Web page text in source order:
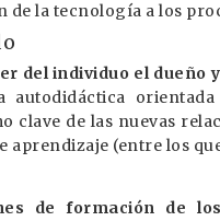
la tecnología a los
del individuo el dueño
autodidáctica
clave de las nuevas
aprendizaje (entre los
de formación de